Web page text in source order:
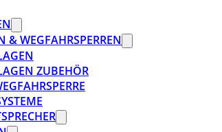
WEGFAHRSPERREN
ZUBEHÖR